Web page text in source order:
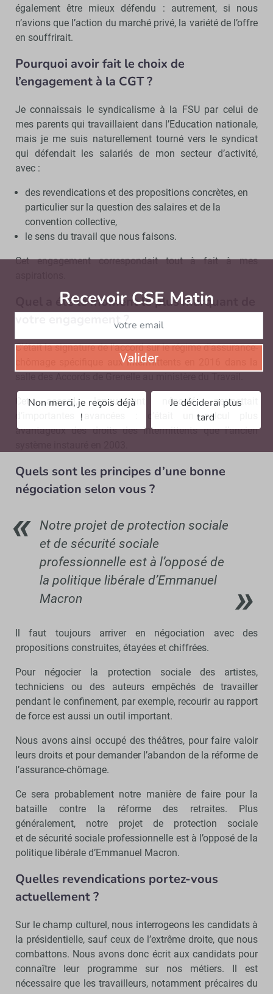
également être mieux défendu : autrement, si nous
n’avions que l’action du marché privé, la variété de l’offre
en souffrirait.
Pourquoi avoir fait le choix de
l’engagement à la CGT ?
Je connaissais le syndicalisme à la FSU par celui de
mes parents qui travaillaient dans l’Education nationale,
mais je me suis naturellement tourné vers le syndicat
qui défendait les salariés de mon secteur d’activité,
avec :
des revendications et des propositions concrètes, en
particulier sur la question des salaires et de la
convention collective,
le sens du travail que nous faisons.
Cet engagement correspondait tout à fait à mes
Quel a été le moment le plus marquant de
votre engagement ?
C’était la signature de l’accord sur le régime d’assurance-
chômage spécifique aux intermittents en 2016 dans la
Cet accord, longuement négocié, permettait
d’importantes avancées : c’était un calcul plus
avantageux des droits des intermittents que l’ancien
Quels sont les principes d’une bonne
négociation selon vous ?
Notre projet de protection sociale
et de sécurité sociale
professionnelle est à l’opposé de
la politique libérale d’Emmanuel
Macron
Il faut toujours arriver en négociation avec des
propositions construites, étayées et chiffrées.
Pour négocier la protection sociale des artistes,
techniciens ou des auteurs empêchés de travailler
pendant le confinement, par exemple, recourir au rapport
de force est aussi un outil important.
Nous avons ainsi occupé des théâtres, pour faire valoir
leurs droits et pour demander l’abandon de la réforme de
l’assurance-chômage.
Ce sera probablement notre manière de faire pour la
bataille contre la réforme des retraites. Plus
généralement, notre projet de protection sociale
et de sécurité sociale professionnelle est à l’opposé de la
politique libérale d’Emmanuel Macron.
Quelles revendications portez-vous
actuellement ?
Sur le champ culturel, nous interrogeons les candidats à
la présidentielle, sauf ceux de l’extrême droite, que nous
combattons. Nous avons donc écrit aux candidats pour
connaître leur programme sur nos métiers. Il est
nécessaire que les travailleurs, notamment précaires du
Recevoir CSE Matin
Valider
Non merci, je reçois déjà
!
Je déciderai plus
tard